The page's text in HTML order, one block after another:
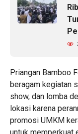
Priangan Bamboo
beragam kegiatan
show, dan lomba
lokasi karena
promosi UMKM